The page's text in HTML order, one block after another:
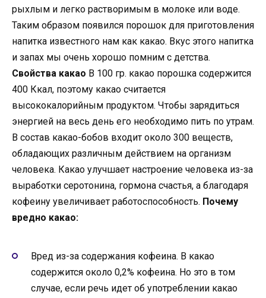
рыхлым и легко растворимым в молоке или воде.
Таким образом появился порошок для приготовления
напитка известного нам как какао. Вкус этого напитка
и запах мы очень хорошо помним с детства.
Свойства какао В 100 гр. какао порошка содержится
400 Ккал, поэтому какао считается
высококалорийным продуктом. Чтобы зарядиться
энергией на весь день его необходимо пить по утрам.
В состав какао-бобов входит около 300 веществ,
обладающих различным действием на организм
человека. Какао улучшает настроение человека из-за
выработки серотонина, гормона счастья, а благодаря
кофеину увеличивает работоспособность. Почему
вредно какао:
Вред из-за содержания кофеина. В какао
содержится около 0,2% кофеина. Но это в том
случае, если речь идет об употреблении какао